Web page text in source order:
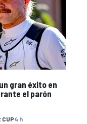
gran éxito en
el parón
CUP4 h